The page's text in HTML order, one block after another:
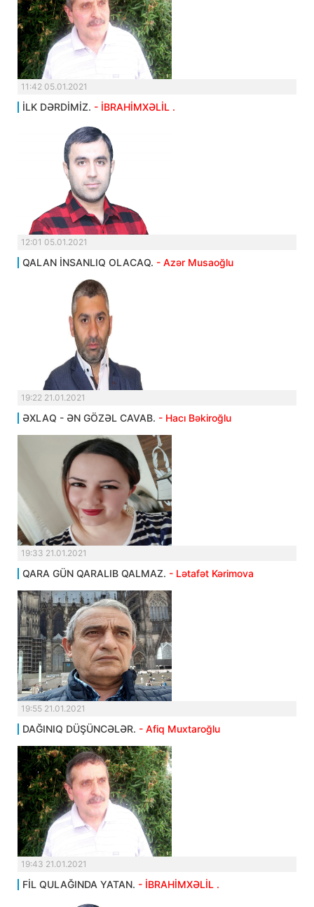
11:42 05.01.2021
İLK DƏRDİMİZ. - İBRAHİMXƏLİL .
12:01 05.01.2021
QALAN İNSANLIQ OLACAQ. - Azər Musaoğlu
19:22 21.01.2021
ƏXLAQ - ƏN GÖZƏL CAVAB. - Hacı Bəkiroğlu
19:33 21.01.2021
QARA GÜN QARALIB QALMAZ. - Lətafət Kərimova
19:55 21.01.2021
DAĞINIQ DÜŞÜNCƏLƏR. - Afiq Muxtaroğlu
19:43 21.01.2021
FİL QULAĞINDA YATAN. - İBRAHİMXƏLİL .